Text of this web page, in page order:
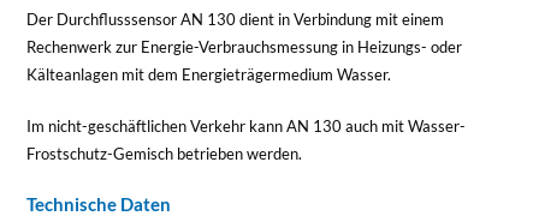
Der Durchflusssensor AN 130 dient in Verbindung mit einem
Rechenwerk zur Energie-Verbrauchsmessung in Heizungs- oder
Kälteanlagen mit dem Energieträgermedium Wasser.
Im nicht-geschäftlichen Verkehr kann AN 130 auch mit Wasser-
Frostschutz-Gemisch betrieben werden.
Technische Daten